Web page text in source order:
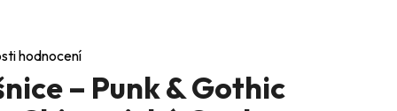
hodnocení
– Punk & Gothic